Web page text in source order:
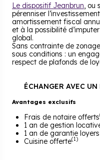
Le dispositif Jeanbrun, ou
pérenniser
amortissement fiscal
et à la possibilité
global.
Sans contrainte de
sous conditions : un
respect de plafonds de
ÉCHANGER AVEC UN
Avantages exclusifs
Frais de notaire offerts
1 an de gestion
1 an de garantie
Cuisine offerte(1)